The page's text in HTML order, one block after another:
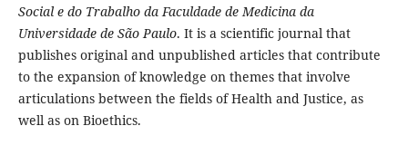
Social e do Trabalho da Faculdade de Medicina da
Universidade de São Paulo. It is a scientific journal that
publishes original and unpublished articles that contribute
to the expansion of knowledge on themes that involve
articulations between the fields of Health and Justice, as
well as on Bioethics.